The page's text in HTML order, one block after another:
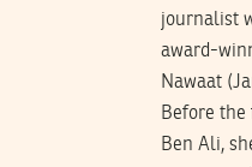
journalist
award-
Nawaat
Before
Ben Ali,